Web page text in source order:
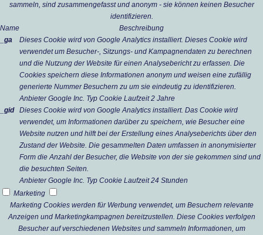
sammeln, sind zusammengefasst und anonym - sie können keinen Besucher
identifizieren.
Name
Beschreibung
_ga
Dieses Cookie wird von Google Analytics installiert. Dieses Cookie wird
verwendet um Besucher-, Sitzungs- und Kampagnendaten zu berechnen
und die Nutzung der Website für einen Analysebericht zu erfassen. Die
Cookies speichern diese Informationen anonym und weisen eine zufällig
generierte Nummer Besuchern zu um sie eindeutig zu identifizieren.
Anbieter Google Inc. Typ Cookie Laufzeit 2 Jahre
_gid
Dieses Cookie wird von Google Analytics installiert. Das Cookie wird
verwendet, um Informationen darüber zu speichern, wie Besucher eine
Website nutzen und hilft bei der Erstellung eines Analyseberichts über den
Zustand der Website. Die gesammelten Daten umfassen in anonymisierter
Form die Anzahl der Besucher, die Website von der sie gekommen sind und
die besuchten Seiten.
Anbieter Google Inc. Typ Cookie Laufzeit 24 Stunden
Marketing
Marketing Cookies werden für Werbung verwendet, um Besuchern relevante
Anzeigen und Marketingkampagnen bereitzustellen. Diese Cookies verfolgen
Besucher auf verschiedenen Websites und sammeln Informationen, um